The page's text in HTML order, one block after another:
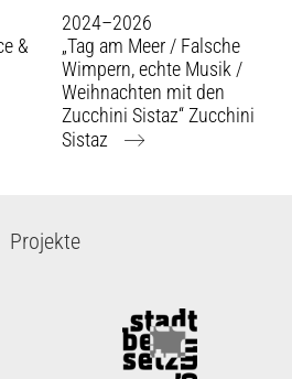
&
2024–2026
„Tag am Meer / Falsche
Wimpern, echte Musik /
Weihnachten mit den
Zucchini Sistaz“ Zucchini
Sistaz
Projekte